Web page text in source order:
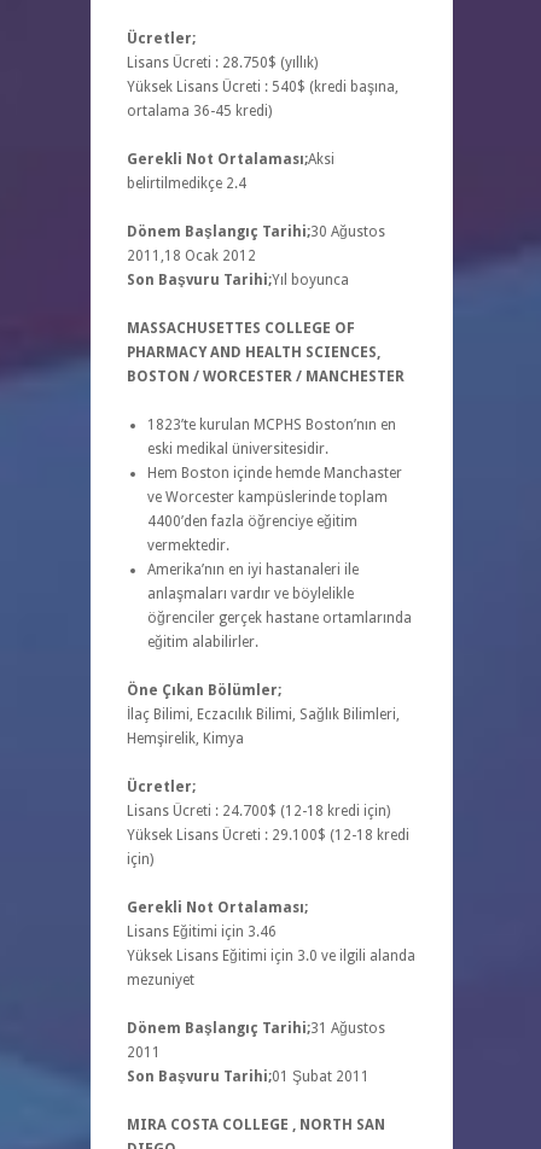
Ücretler;
Lisans Ücreti : 28.750$ (yıllık)
Yüksek Lisans Ücreti : 540$ (kredi başına,
ortalama 36-45 kredi)
Gerekli Not Ortalaması;Aksi
belirtilmedikçe 2.4
Dönem Başlangıç Tarihi;30 Ağustos
2011,18 Ocak 2012
Son Başvuru Tarihi;Yıl boyunca
MASSACHUSETTES COLLEGE OF
PHARMACY AND HEALTH SCIENCES,
BOSTON / WORCESTER / MANCHESTER
1823’te kurulan MCPHS Boston’nın en
eski medikal üniversitesidir.
Hem Boston içinde hemde Manchaster
ve Worcester kampüslerinde toplam
4400’den fazla öğrenciye eğitim
vermektedir.
Amerika’nın en iyi hastanaleri ile
anlaşmaları vardır ve böylelikle
öğrenciler gerçek hastane ortamlarında
eğitim alabilirler.
Öne Çıkan Bölümler;
İlaç Bilimi, Eczacılık Bilimi, Sağlık Bilimleri,
Hemşirelik, Kimya
Ücretler;
Lisans Ücreti : 24.700$ (12-18 kredi için)
Yüksek Lisans Ücreti : 29.100$ (12-18 kredi
için)
Gerekli Not Ortalaması;
Lisans Eğitimi için 3.46
Yüksek Lisans Eğitimi için 3.0 ve ilgili alanda
mezuniyet
Dönem Başlangıç Tarihi;31 Ağustos
2011
Son Başvuru Tarihi;01 Şubat 2011
MIRA COSTA COLLEGE , NORTH SAN